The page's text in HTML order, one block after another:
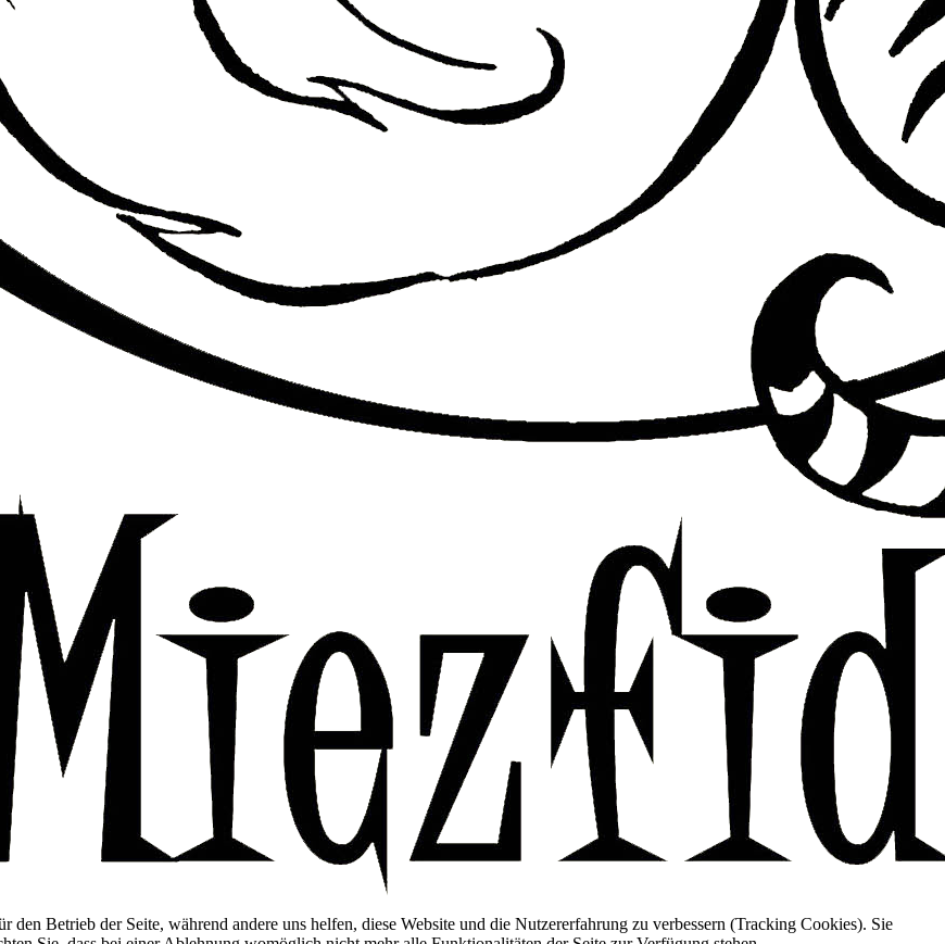
Betrieb der Seite, während andere uns helfen, diese Website und die Nutzererfahrung zu verbessern (Tracking Cookies). Sie